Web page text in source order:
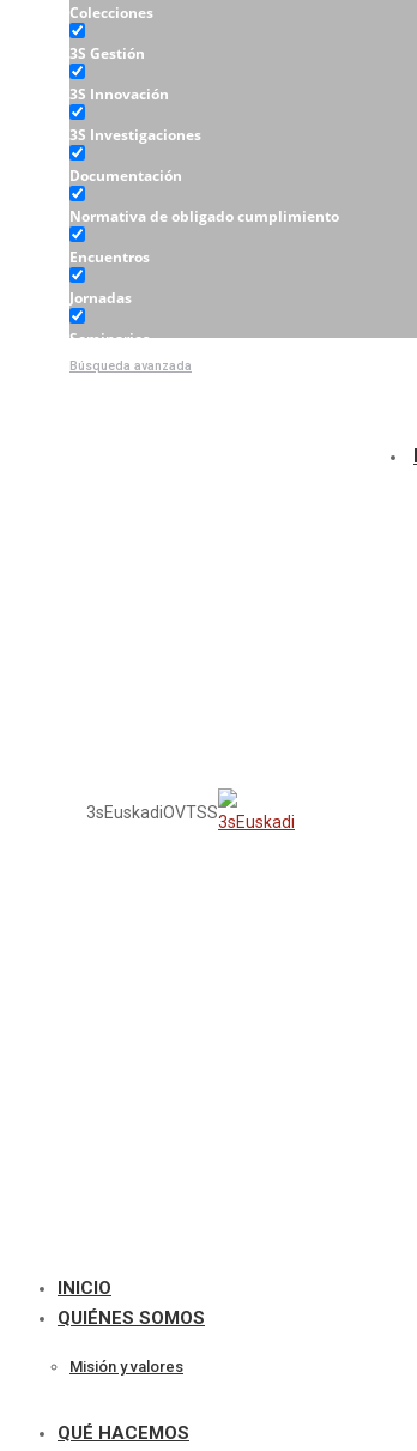
Colecciones
3S Gestión
3S Innovación
3S Investigaciones
Documentación
Normativa de obligado cumplimiento
Encuentros
Jornadas
Seminarios
Talleres
Búsqueda avanzada
3sEuskadiOVTSS
INICIO
QUIÉNES SOMOS
Misión y valores
QUÉ HACEMOS